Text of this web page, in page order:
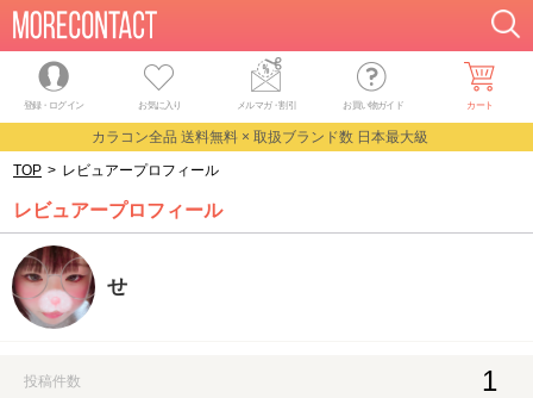
登録・ログイン お気に入り メルマガ・割引 お買い物ガイド カート
カラコン全品 送料無料 × 取扱ブランド数 日本最大級
TOP > レビュアープロフィール
レビュアープロフィール
せ
投稿件数 1